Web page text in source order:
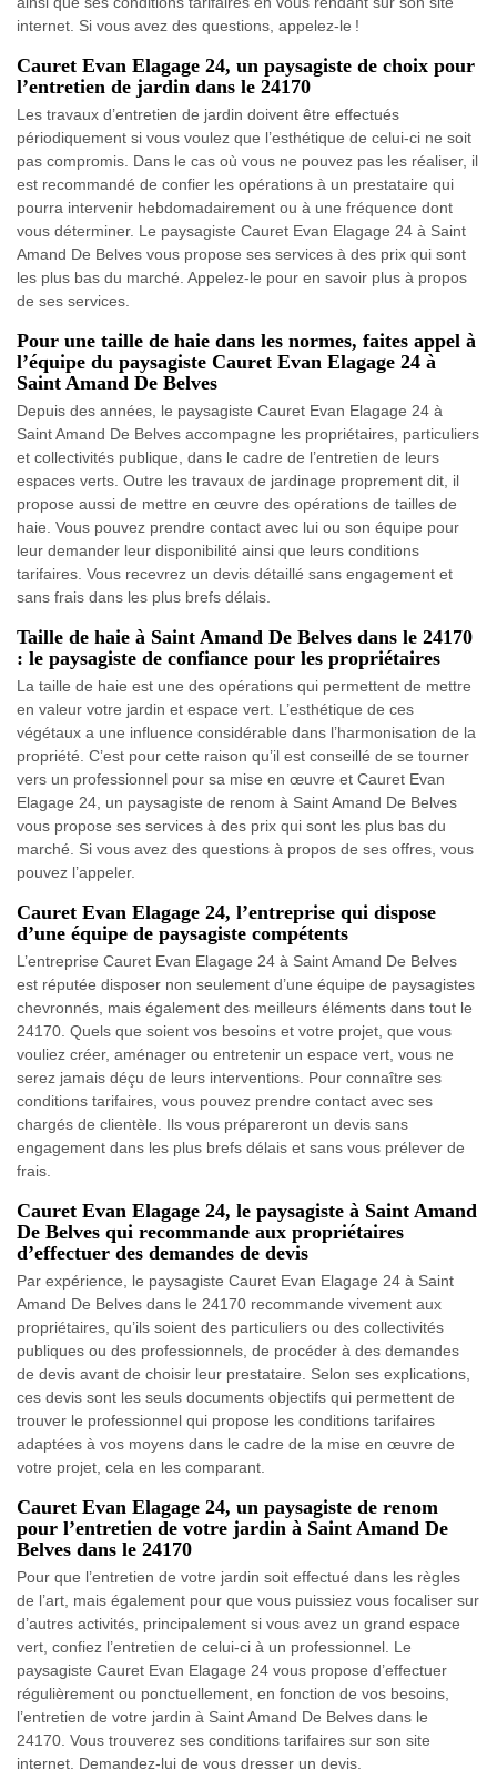
internet. Si vous avez des questions, appelez-le !
Cauret Evan Elagage 24, un paysagiste de choix pour
l’entretien de jardin dans le 24170
Les travaux d’entretien de jardin doivent être effectués
périodiquement si vous voulez que l’esthétique de celui-ci ne soit
pas compromis. Dans le cas où vous ne pouvez pas les réaliser, il
est recommandé de confier les opérations à un prestataire qui
pourra intervenir hebdomadairement ou à une fréquence dont
vous déterminer. Le paysagiste Cauret Evan Elagage 24 à Saint
Amand De Belves vous propose ses services à des prix qui sont
les plus bas du marché. Appelez-le pour en savoir plus à propos
de ses services.
Pour une taille de haie dans les normes, faites appel à
l’équipe du paysagiste Cauret Evan Elagage 24 à
Saint Amand De Belves
Depuis des années, le paysagiste Cauret Evan Elagage 24 à
Saint Amand De Belves accompagne les propriétaires, particuliers
et collectivités publique, dans le cadre de l’entretien de leurs
espaces verts. Outre les travaux de jardinage proprement dit, il
propose aussi de mettre en œuvre des opérations de tailles de
haie. Vous pouvez prendre contact avec lui ou son équipe pour
leur demander leur disponibilité ainsi que leurs conditions
tarifaires. Vous recevrez un devis détaillé sans engagement et
sans frais dans les plus brefs délais.
Taille de haie à Saint Amand De Belves dans le 24170
: le paysagiste de confiance pour les propriétaires
La taille de haie est une des opérations qui permettent de mettre
en valeur votre jardin et espace vert. L’esthétique de ces
végétaux a une influence considérable dans l’harmonisation de la
propriété. C’est pour cette raison qu’il est conseillé de se tourner
vers un professionnel pour sa mise en œuvre et Cauret Evan
Elagage 24, un paysagiste de renom à Saint Amand De Belves
vous propose ses services à des prix qui sont les plus bas du
marché. Si vous avez des questions à propos de ses offres, vous
pouvez l’appeler.
Cauret Evan Elagage 24, l’entreprise qui dispose
d’une équipe de paysagiste compétents
L’entreprise Cauret Evan Elagage 24 à Saint Amand De Belves
est réputée disposer non seulement d’une équipe de paysagistes
chevronnés, mais également des meilleurs éléments dans tout le
24170. Quels que soient vos besoins et votre projet, que vous
vouliez créer, aménager ou entretenir un espace vert, vous ne
serez jamais déçu de leurs interventions. Pour connaître ses
conditions tarifaires, vous pouvez prendre contact avec ses
chargés de clientèle. Ils vous prépareront un devis sans
engagement dans les plus brefs délais et sans vous prélever de
frais.
Cauret Evan Elagage 24, le paysagiste à Saint Amand
De Belves qui recommande aux propriétaires
d’effectuer des demandes de devis
Par expérience, le paysagiste Cauret Evan Elagage 24 à Saint
Amand De Belves dans le 24170 recommande vivement aux
propriétaires, qu’ils soient des particuliers ou des collectivités
publiques ou des professionnels, de procéder à des demandes
de devis avant de choisir leur prestataire. Selon ses explications,
ces devis sont les seuls documents objectifs qui permettent de
trouver le professionnel qui propose les conditions tarifaires
adaptées à vos moyens dans le cadre de la mise en œuvre de
votre projet, cela en les comparant.
Cauret Evan Elagage 24, un paysagiste de renom
pour l’entretien de votre jardin à Saint Amand De
Belves dans le 24170
Pour que l’entretien de votre jardin soit effectué dans les règles
de l’art, mais également pour que vous puissiez vous focaliser sur
d’autres activités, principalement si vous avez un grand espace
vert, confiez l’entretien de celui-ci à un professionnel. Le
paysagiste Cauret Evan Elagage 24 vous propose d’effectuer
régulièrement ou ponctuellement, en fonction de vos besoins,
l’entretien de votre jardin à Saint Amand De Belves dans le
24170. Vous trouverez ses conditions tarifaires sur son site
internet. Demandez-lui de vous dresser un devis.